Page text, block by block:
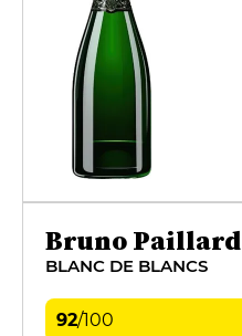
Bruno Paillard
BLANC DE BLANCS
92/100